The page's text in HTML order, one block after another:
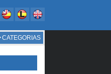
CATEGORIAS